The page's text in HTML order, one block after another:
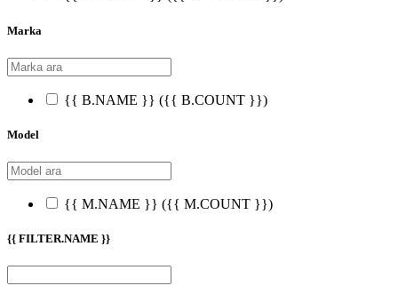
Marka
{{ B.NAME }} ({{ B.COUNT }})
Model
{{ M.NAME }} ({{ M.COUNT }})
{{ FILTER.NAME }}